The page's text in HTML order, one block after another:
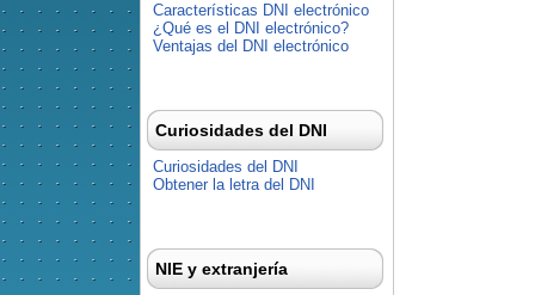
Características DNI electrónico
¿Qué es el DNI electrónico?
Ventajas del DNI electrónico
Curiosidades del DNI
Curiosidades del DNI
Obtener la letra del DNI
NIE y extranjería